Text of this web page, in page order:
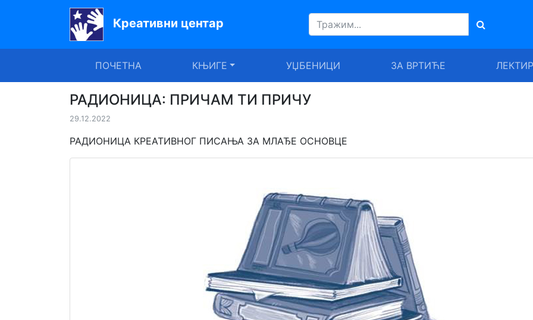
Креативни центар
ПОЧЕТНА КЊИГЕ УЏБЕНИЦИ ЗА ВРТИЋЕ
Почетна
УџбенициРАДИОНИЦА: ПРИЧАМ ТИ ПРИЧУ
29.12.2022
РАДИОНИЦА КРЕАТИВНОГ ПИСАЊА ЗА МЛАЂЕ ОСНОВЦЕ